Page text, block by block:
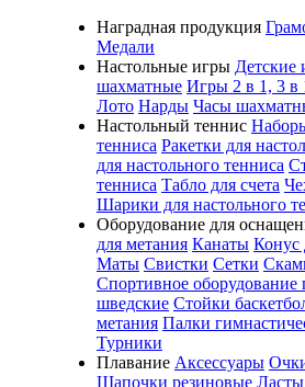
Наградная продукция
Медали
Настольные игры Детские
шахматные Игры 2 в 1, 3 в
Лото Нарды Часы
Настольный теннис
тенниса Ракетки для
для настольного тенниса
тенниса Табло для счета
Шарики для настольного
Оборудование для
для метания Канаты Конус
Маты Свистки Сетки
Спортивное оборудование
шведские Стойки
метания Палки
Турники
Плавание Аксессуары
Шапочки резиновые Ласты